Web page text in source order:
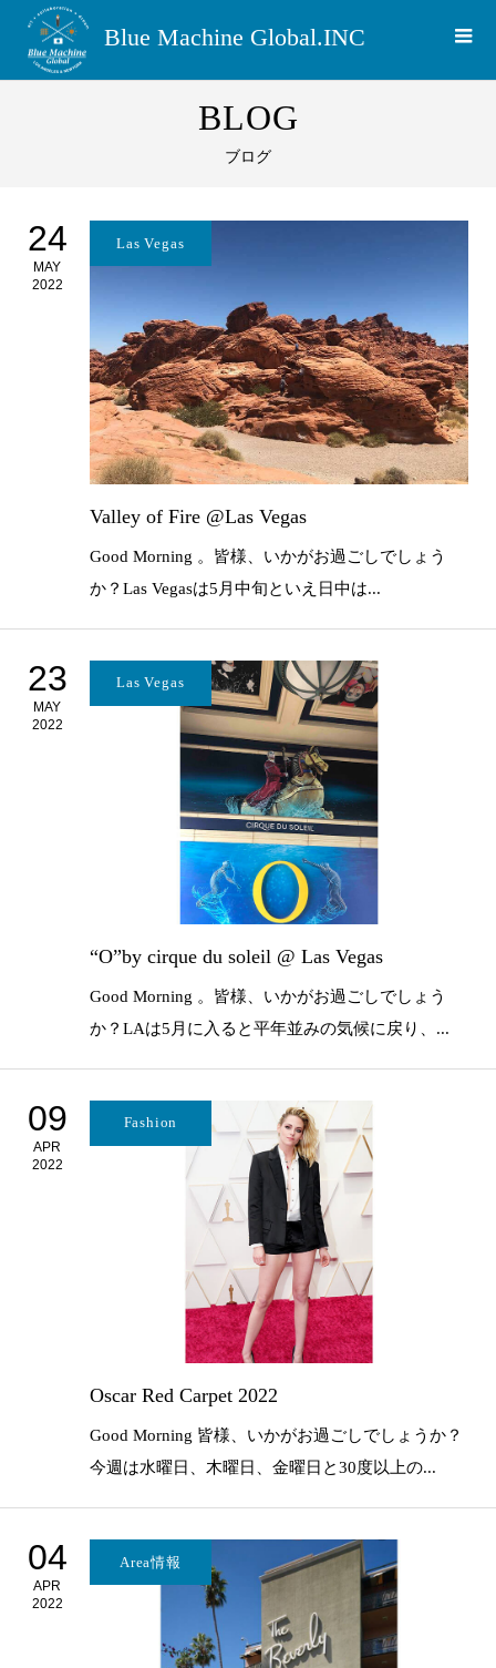
Blue Machine Global.INC
BLOG
ブログ
24
MAY
2022
Las Vegas
Valley of Fire @Las Vegas
Good Morning 。皆様、いかがお過ごしでしょう
か？Las Vegasは5月中旬といえ日中は...
23
MAY
2022
Las Vegas
“O”by cirque du soleil @ Las Vegas
Good Morning 。皆様、いかがお過ごしでしょう
か？LAは5月に入ると平年並みの気候に戻り、...
09
APR
2022
Fashion
Oscar Red Carpet 2022
Good Morning 皆様、いかがお過ごしでしょうか？
今週は水曜日、木曜日、金曜日と30度以上の...
04
APR
2022
Area情報